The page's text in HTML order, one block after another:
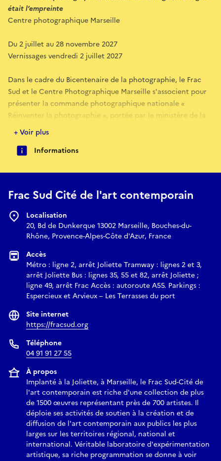
était l’empreinte
Centre photographique Marseille
Du 2 juillet au 28 novembre 2027
Vernissages vendredi 2 juillet 2027
Dans le cadre du Bicentenaire de la photographie, le Frac
Sud et le Centre Photographique Marseille s'associent pour
présenter la commande photographique nationale «
Réinventer la photographie », portée par le ministère de la
Culture et le Centre national des arts plastiques. Cette
commande réunit quinze projets d'artistes témoignant de la
vitalité de la création contemporaine dans le champ élargi
Les œuvres des quinze lauréats sont exposées à Marseille
simultanément au Frac Sud, Cité de l'art contemporain, et
au Centre photographique Marseille, dans le quartier de la
Joliette / Euromed.
Cette exposition s'ouvrira en amont des Rencontres d'Arles,
deux approches complémentaires : l'une mettant en exergue
l'empreinte sociale des paysages, l'autre s'intéressant aux
origines de l'image à travers l'acception technique de
l'empreinte.
Réserver
+ Voir plus
Informations
Frac Sud Cité de l'art contemporain
Localisation
20, Bd de Dunkerque 13002 Marseille, Bouches-du-
Rhône, Provence-Alpes-Côte d'Azur, France
Accès
Métro : ligne 2, arrêt Joliette Tramway : lignes 2 et 3,
arrêt Joliette Bus : lignes 35, 55 et 82, arrêt Joliette ;
ligne 49, arrêt Frac Accès : autoroute A55. Parkings :
Espercieux et Arvieux – Les Terrasses du port
Site internet
https://fracsud.org
Téléphone
04 91 91 27 55
À propos
Implanté à la Joliette, à Marseille, le Frac Sud-Cité de
l'art contemporain est riche d'une collection de plus
de 1500 œuvres représentant près de 700 artistes. Il
déploie ses activités de soutien à la création et de
diffusion de l'art contemporain aux publics les plus
larges sur les territoires régional, national et
international. Véritable laboratoire d'expérimentation
artistique, sa riche programmation se donne à voir